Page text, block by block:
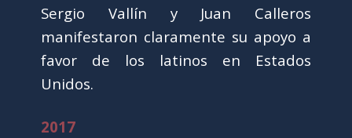
Sergio Vallín y Juan Calleros
manifestaron claramente su apoyo a
favor de los latinos en Estados
Unidos.
2017